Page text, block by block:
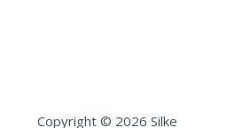
Copyright © 2026 Silke